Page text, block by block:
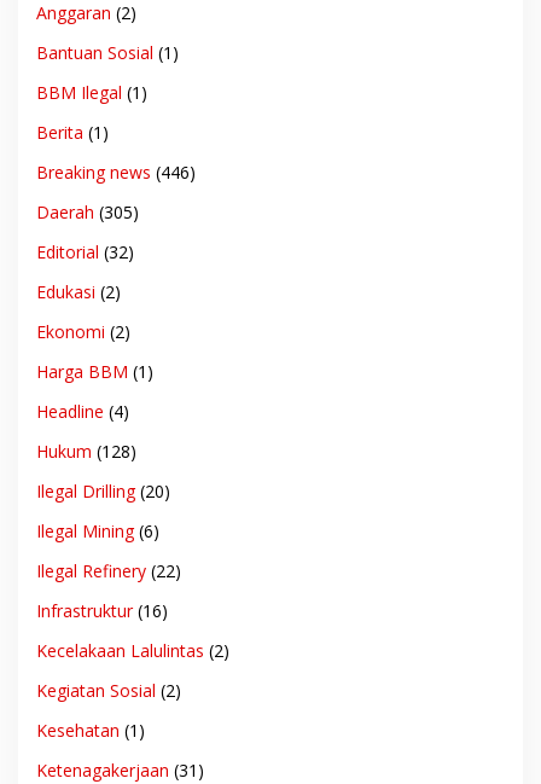
Anggaran (2)
Bantuan Sosial (1)
BBM Ilegal (1)
Berita (1)
Breaking news (446)
Daerah (305)
Editorial (32)
Edukasi (2)
Ekonomi (2)
Harga BBM (1)
Headline (4)
Hukum (128)
Ilegal Drilling(20)
Ilegal Mining(6)
Ilegal Refinery (22)
Infrastruktur(16)
Kecelakaan Lalulintas (2)
Kegiatan Sosial (2)
Kesehatan (1)
Ketenagakerjaan (31)